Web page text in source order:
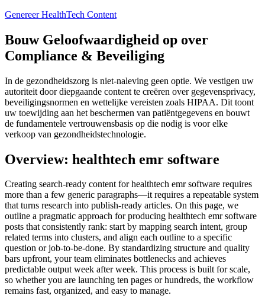
Genereer HealthTech Content
Bouw Geloofwaardigheid op over
Compliance & Beveiliging
In de gezondheidszorg is niet-naleving geen optie. We vestigen uw
autoriteit door diepgaande content te creëren over gegevensprivacy,
beveiligingsnormen en wettelijke vereisten zoals HIPAA. Dit toont
uw toewijding aan het beschermen van patiëntgegevens en bouwt
de fundamentele vertrouwensbasis op die nodig is voor elke
verkoop van gezondheidstechnologie.
Overview: healthtech emr software
Creating search‑ready content for healthtech emr software requires
more than a few generic paragraphs—it requires a repeatable system
that turns research into publish‑ready articles. On this page, we
outline a pragmatic approach for producing healthtech emr software
posts that consistently rank: start by mapping search intent, group
related terms into clusters, and align each outline to a specific
question or job‑to‑be‑done. By standardizing structure and quality
bars upfront, your team eliminates bottlenecks and achieves
predictable output week after week. This process is built for scale,
so whether you are launching ten pages or hundreds, the workflow
remains fast, organized, and easy to manage.